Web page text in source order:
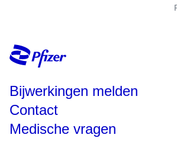
Bijwerkingen melden
Contact
Medische vragen